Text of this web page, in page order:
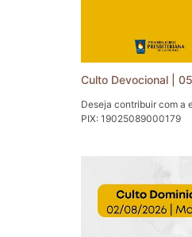
Culto Devocional |
Deseja contribuir com a
PIX: 19025089000179
Acessem e sigam-nos
Facebook: https://
Instagram: https://
Telegram: https://t.me/
Twitter: https://
Site: http://